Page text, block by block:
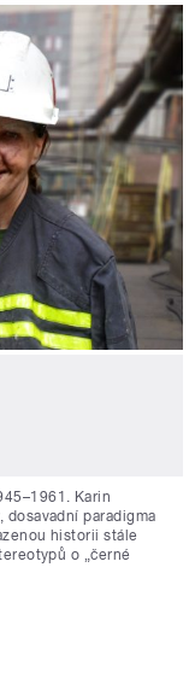
Karin
dosavadní paradigma
historii stále
o „černé